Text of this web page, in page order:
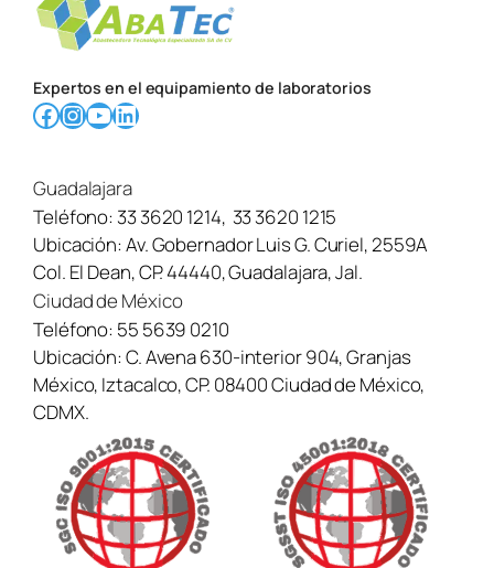
Expertos en el equipamiento de laboratorios
Facebook InstagramYouTube LinkedIn
Guadalajara
Teléfono:33 3620 1214, 33 3620 1215
Ubicación:Av. Gobernador Luis G. Curiel, 2559A
Col. El Dean, CP. 44440, Guadalajara, Jal.
Ciudad de México
Teléfono: 55 5639 0210
Ubicación:C. Avena 630-interior 904, Granjas
México, Iztacalco, CP. 08400 Ciudad de México,
CDMX.